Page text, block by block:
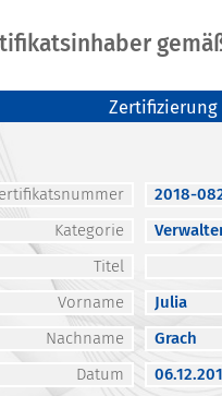
Zertifizierung
2018-
Kategorie
Titel
Vorname
Julia
Nachname
Grach
Datum